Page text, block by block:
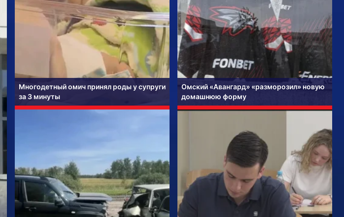
Многодетный омич принял роды у супруги
за 3 минуты
Омский «Авангард» «разморозил» новую
домашнюю форму